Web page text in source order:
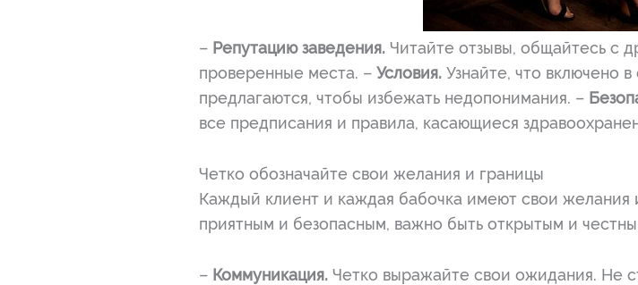
– Репутацию заведения. Читайте отзывы, общайтесь с
проверенные места. –Условия. Узнайте, что включено
предлагаются, чтобы избежать недопонимания. –
все предписания и правила, касающиеся
Четко обозначайте свои желания и границы
Каждый клиент и каждая бабочка имеют свои желания
приятным и безопасным, важно быть открытым и
– Коммуникация. Четко выражайте свои ожидания. Не